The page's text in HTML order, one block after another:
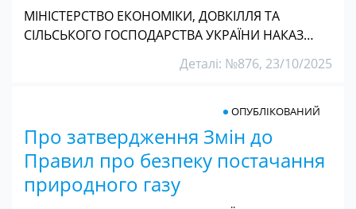
МІНІСТЕРСТВО ЕКОНОМІКИ, ДОВКІЛЛЯ ТА
СІЛЬСЬКОГО ГОСПОДАРСТВА УКРАЇНИ НАКАЗ…
Деталі: №876, 23/10/2025
Про затвердження Змін до
Правил про безпеку постачання
природного газу
ОПУБЛІКОВАНИЙ